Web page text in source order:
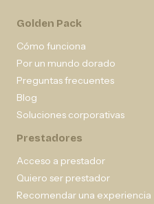
Golden Pack
Cómo funciona
Por un mundo dorado
Preguntas frecuentes
Blog
Soluciones corporativas
Prestadores
Acceso a prestador
Quiero ser prestador
Recomendar una experiencia